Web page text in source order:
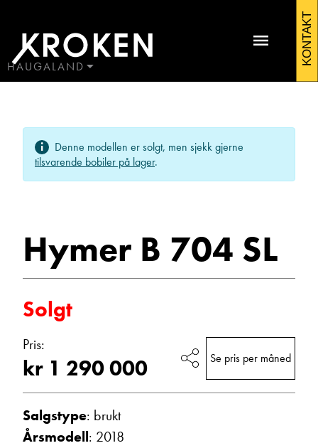
704
2018
Bobiler
HAUGALAND
ÅLESUND
ÅNDALSNES
KONTAKT
Denne modellen er solgt, men sjekk gjerne
tilsvarende bobiler på lager.
Hymer B 704 SL
Solgt
Pris:
kr 1 290 000 Se pris per måned
Salgstype: brukt
Årsmodell: 2018